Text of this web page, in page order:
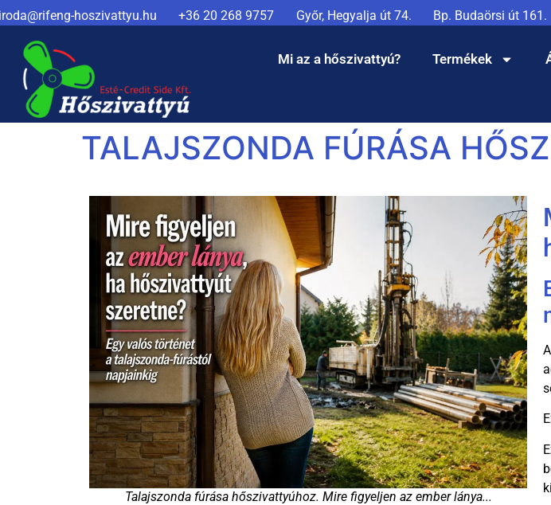
hoszivattyu.hu +36 20 268 9757 Győr, Hegyalja út 74. Bp. Budaörsi út 161.
Mi az a hőszivattyú? Termékek
TALAJSZONDA FÚRÁSA
Talajszonda fúrása hőszivattyúhoz. Mire figyeljen az ember lánya...